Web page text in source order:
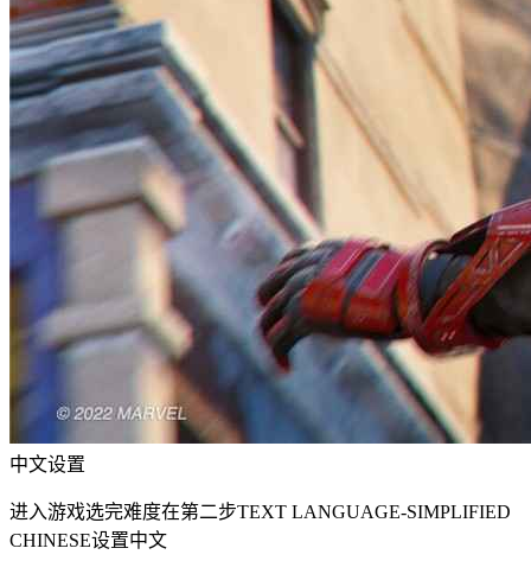
中文设置
进入游戏选完难度在第二步TEXT LANGUAGE-SIMPLIFIED
CHINESE设置中文